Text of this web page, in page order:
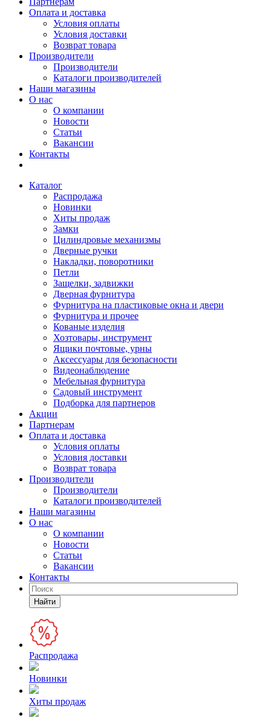
Оплата и доставка
Условия оплаты
Условия доставки
Возврат товара
Производители
Производители
Каталоги производителей
Наши магазины
О нас
О компании
Новости
Статьи
Вакансии
Контакты
Каталог
Распродажа
Новинки
Хиты продаж
Замки
Цилиндровые механизмы
Дверные ручки
Накладки, поворотники
Петли
Защелки, задвижки
Дверная фурнитура
Фурнитура на пластиковые окна и двери
Фурнитура и прочее
Кованые изделия
Хозтовары, инструмент
Ящики почтовые, урны
Аксессуары для безопасности
Видеонаблюдение
Мебельная фурнитура
Садовый инструмент
Подборка для партнеров
Акции
Партнерам
Оплата и доставка
Условия оплаты
Условия доставки
Возврат товара
Производители
Производители
Каталоги производителей
Наши магазины
О нас
О компании
Новости
Статьи
Вакансии
Контакты
Найти
Распродажа
Новинки
Хиты продаж